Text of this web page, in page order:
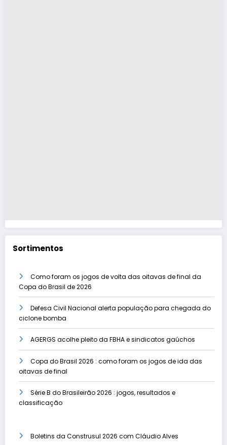
Sortimentos
Como foram os jogos de volta das oitavas de final da
Copa do Brasil de 2026
Defesa Civil Nacional alerta população para chegada do
ciclone bomba
AGERGS acolhe pleito da FBHA e sindicatos gaúchos
Copa do Brasil 2026 : como foram os jogos de ida das
oitavas de final
Série B do Brasileirão 2026 : jogos, resultados e
classificação
Boletins da Construsul 2026 com Cláudio Alves